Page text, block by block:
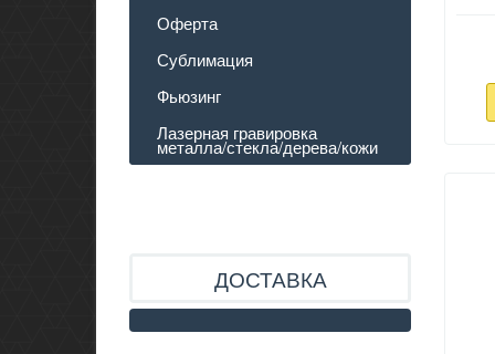
Оферта
Сублимация
Фьюзинг
Лазерная гравировка
металла/стекла/дерева/кожи
ДОСТАВКА